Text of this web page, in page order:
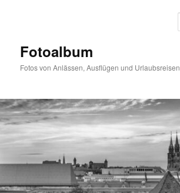
Fotoalbum
Fotos von Anlässen, Ausflügen und Urlaubsreisen